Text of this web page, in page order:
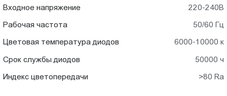
Входное напряжение 220-240В
Рабочая частота 50/60 Гц
Цветовая температура диодов 6000-10000 к
Срок службы диодов 50000 ч
Индекс цветопередачи >80 Ra